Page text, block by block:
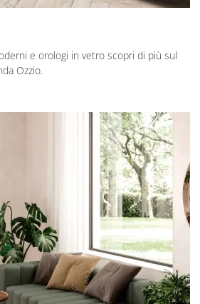
e orologi in vetro scopri di più sul
Ozzio.